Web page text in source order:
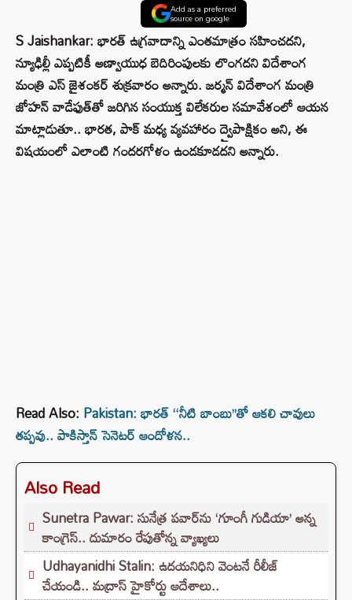
Add as a preferred
source on google
S Jaishankar: భారత్ ఉగ్రవాదాన్ని ఎంతమాత్రం సహించదని,
న్యూఢిల్లీ ఎప్పటికీ అణ్వాయుధ బెదిరింపులకు లొంగదని విదేశాంగ
మంత్రి ఎస్ జైశంకర్ శుక్రవారం అన్నారు. జర్మన్ విదేశాంగ మంత్రి
జోహన్ వాడేఫుత్‌తో జరిగిన సంయుక్త విలేకరుల సమావేశంలో ఆయన
మాట్లాడుతూ.. భారత, పాక్ మధ్య వ్యవహారం ద్వైపాక్షికం అని, ఈ
విషయంలో ఎలాంటి గందరగోళం ఉండకూడదని అన్నారు.
Read Also: Pakistan: భారత్ ‘‘నీటి బాంబు’’తో ఆకలి చావులు
తప్పవు.. పాకిస్తాన్ సెనెటర్ ఆందోళన..
Also Read
Sunetra Pawar: సునేత్ర పవార్‌‌ను ‘గూంగీ గుడియా’ అన్న
కాంగ్రెస్.. దుమారం రేపుతోన్న వ్యాఖ్యలు
Udhayanidhi Stalin: ఉదయనిధిని వెంటనే రీలీజ్
చేయండి.. మద్రాస్ హైకోర్టు ఆదేశాలు..